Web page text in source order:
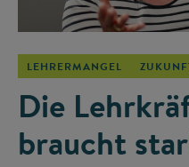
LEHRERMANGEL
Die
braucht